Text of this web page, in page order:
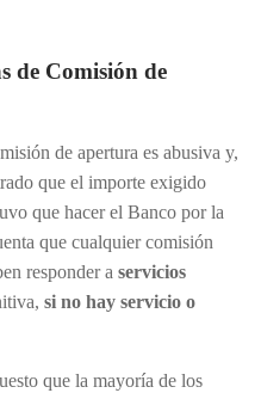
de Comisión de
de apertura es abusiva y,
que el importe exigido
que hacer el Banco por la
que cualquier comisión
responder a servicios
si no hay servicio o
que la mayoría de los